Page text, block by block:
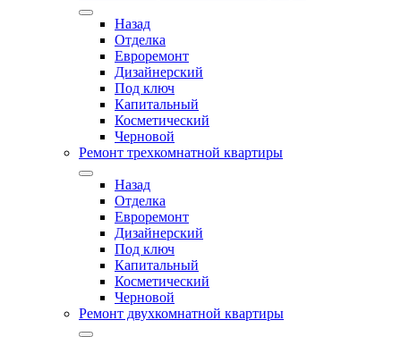
Назад
Отделка
Евроремонт
Дизайнерский
Под ключ
Капитальный
Косметический
Черновой
Ремонт трехкомнатной квартиры
Назад
Отделка
Евроремонт
Дизайнерский
Под ключ
Капитальный
Косметический
Черновой
Ремонт двухкомнатной квартиры